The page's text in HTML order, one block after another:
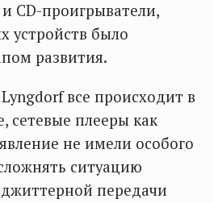
CD-проигрыватели,
устройств было
развития.
все происходит в
плееры как
не имели особого
ситуацию
передачи